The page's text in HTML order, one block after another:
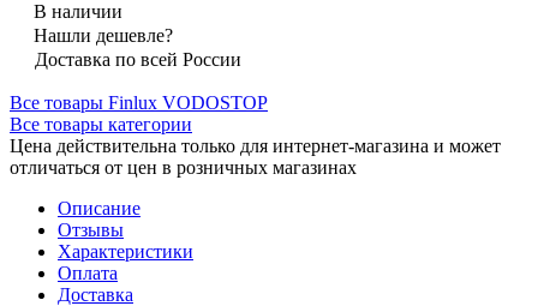
В наличии
Нашли дешевле?
Доставка по всей России
Все товары Finlux VODOSTOP
Все товары категории
Цена действительна только для интернет-магазина и может
отличаться от цен в розничных магазинах
Описание
Отзывы
Характеристики
Оплата
Доставка